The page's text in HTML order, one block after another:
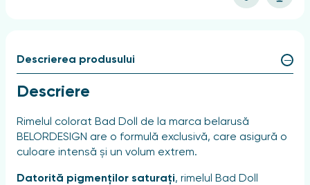
Descrierea produsului
Descriere
Rimelul colorat Bad Doll de la marca belarusă
BELORDESIGN are o formulă exclusivă, care asigură o
culoare intensă și un volum extrem.
Datorită pigmenților saturați, rimelul Bad Doll